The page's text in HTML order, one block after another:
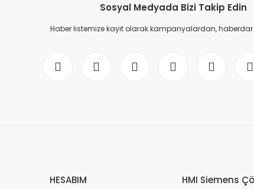
Sosyal Medyada Bizi Takip Edin
Haber listemize kayıt olarak kampanyalardan,
HESABIM
HMI Siemens